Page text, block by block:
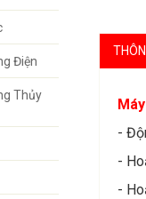
Điện
Thủy
-
-
-